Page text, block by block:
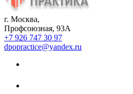
г. Москва,
Профсоюзная, 93А
+7 926 747 30 97
dpopractice@yandex.ru